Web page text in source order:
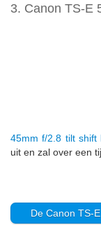
3. Canon TS-E
45mm f/2.8 tilt shift
uit en zal over een
De Canon TS-